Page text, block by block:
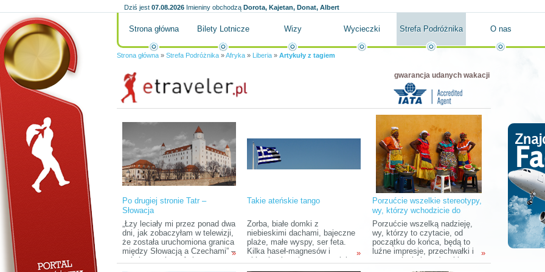
Dziś jest 07.08.2026 Imieniny obchodzą Dorota, Kajetan, Donat, Albert
Strona główna Bilety Lotnicze Wizy Wycieczki Strefa Podróżnika O nas
Strona główna » Strefa Podróżnika »Afryka » Liberia » Artykuły z tagiem
gwarancja udanych wakacji
Po drugiej stronie Tatr –
Słowacja
„Łzy leciały mi przez ponad dwa
dni, jak zobaczyłam w telewizji,
że została uruchomiona granica
między Słowacją a Czechami” –
mówiąc te słowa Ania,
»
Takie ateńskie tango
Zorba, białe domki z
niebieskimi dachami, bajeczne
plaże, małe wyspy, ser feta.
Kilka haseł-magnesów i
obietnica bezchmurnego nieba
»
Porzućcie wszelkie stereotypy,
wy, którzy wchodzicie do
Kolumbii
Porzućcie wszelką nadzieję,
wy, którzy to czytacie, od
początku do końca, będą to
luźne impresje, przechwałki i
wspomnienia kogoś, o kim
»